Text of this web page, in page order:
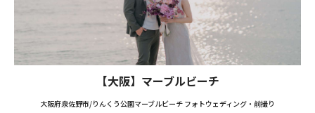
【大阪】マーブルビーチ
大阪府泉佐野市/りんくう公園マーブルビーチ フォトウェディング・前撮り